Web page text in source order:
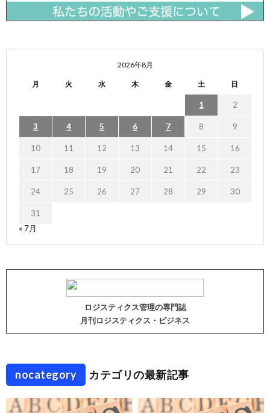
2026年8月
月 火 水 木 金 土 日
1 2
3 4 5 6 7 8 9
10 11 12 13 14 15 16
17 18 19 20 21 22 23
24 25 26 27 28 29 30
31
« 7月
ロジスティクス管理の専門誌
月刊ロジスティクス・ビジネス
nocategory カテゴリの最新記事